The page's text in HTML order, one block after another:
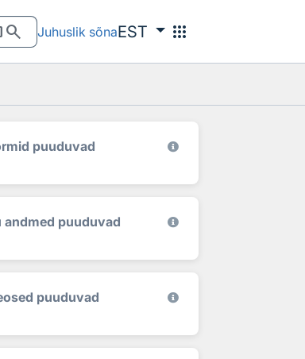
search Juhuslik sõnaEST apps
puuduvad
andmed puuduvad
puuduvad